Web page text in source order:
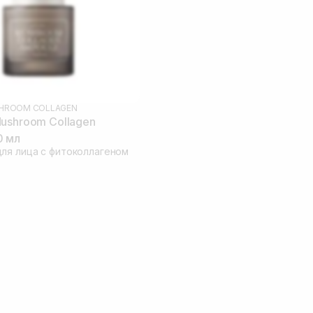
COLLAGEN
Collagen
мл
лица с фитоколлагеном